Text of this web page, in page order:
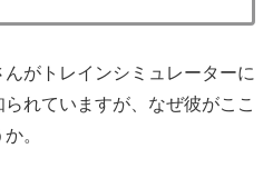
がトレインシミュレーターに
れていますが、なぜ彼がここ
。